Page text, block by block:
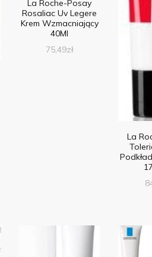
La Roche-Posay
Rosaliac Uv Legere
Krem Wzmacniający
40Ml
75,49zł
La